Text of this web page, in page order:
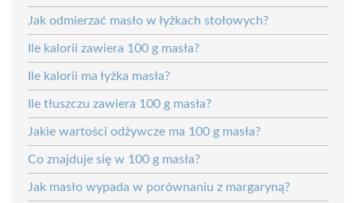
Jak odmierzać masło w łyżkach stołowych?
Ile kalorii zawiera 100 g masła?
Ile kalorii ma łyżka masła?
Ile tłuszczu zawiera 100 g masła?
Jakie wartości odżywcze ma 100 g masła?
Co znajduje się w 100 g masła?
Jak masło wypada w porównaniu z margaryną?